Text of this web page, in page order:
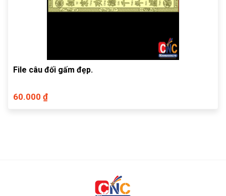
File câu đối gấm đẹp.
60.000 ₫